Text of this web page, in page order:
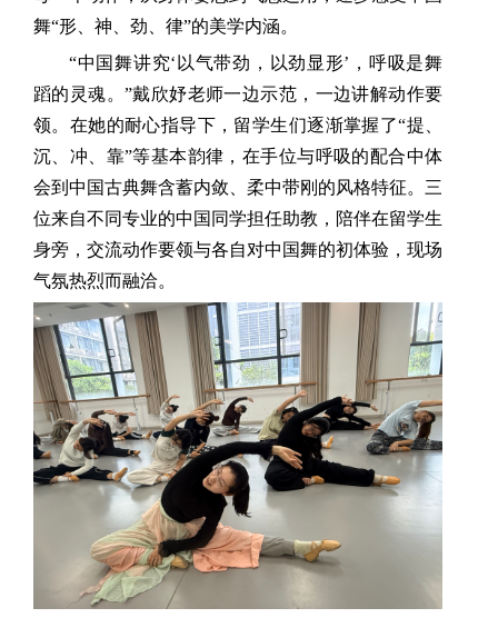
舞“形、神、劲、律”的美学内涵。
“中国舞讲究‘以气带劲，以劲显形’，呼吸是舞
蹈的灵魂。”戴欣妤老师一边示范，一边讲解动作要
领。在她的耐心指导下，留学生们逐渐掌握了“提、
沉、冲、靠”等基本韵律，在手位与呼吸的配合中体
会到中国古典舞含蓄内敛、柔中带刚的风格特征。三
位来自不同专业的中国同学担任助教，陪伴在留学生
身旁，交流动作要领与各自对中国舞的初体验，现场
气氛热烈而融洽。